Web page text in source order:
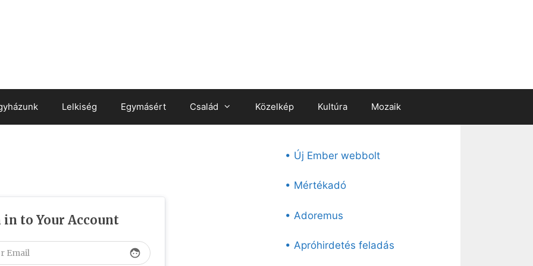
Lelkiség Egymásért Család Közelkép Kultúra Mozaik
in to Your Account
face
• Új Ember webbolt
• Mértékadó
• Adoremus
• Apróhirdetés feladás